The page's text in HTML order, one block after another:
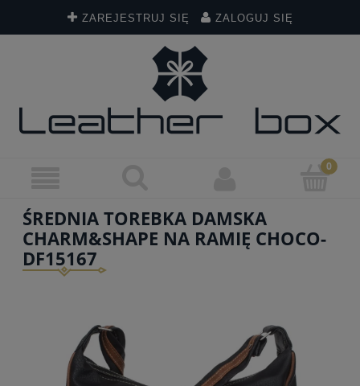
ZAREJESTRUJ SIĘ ZALOGUJ SIĘ
ŚREDNIA TOREBKA DAMSKA
CHARM&SHAPE NA RAMIĘ CHOCO-
DF15167